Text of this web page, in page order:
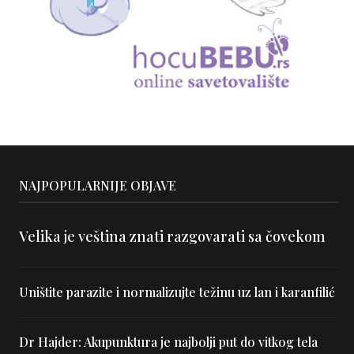
NAJPOPULARNIJE OBJAVE
Velika je veština znati razgovarati sa čovekom
Uništite parazite i normalizujte težinu uz lan i karanfilić
Dr Hajder: Akupunktura je najbolji put do vitkog tela